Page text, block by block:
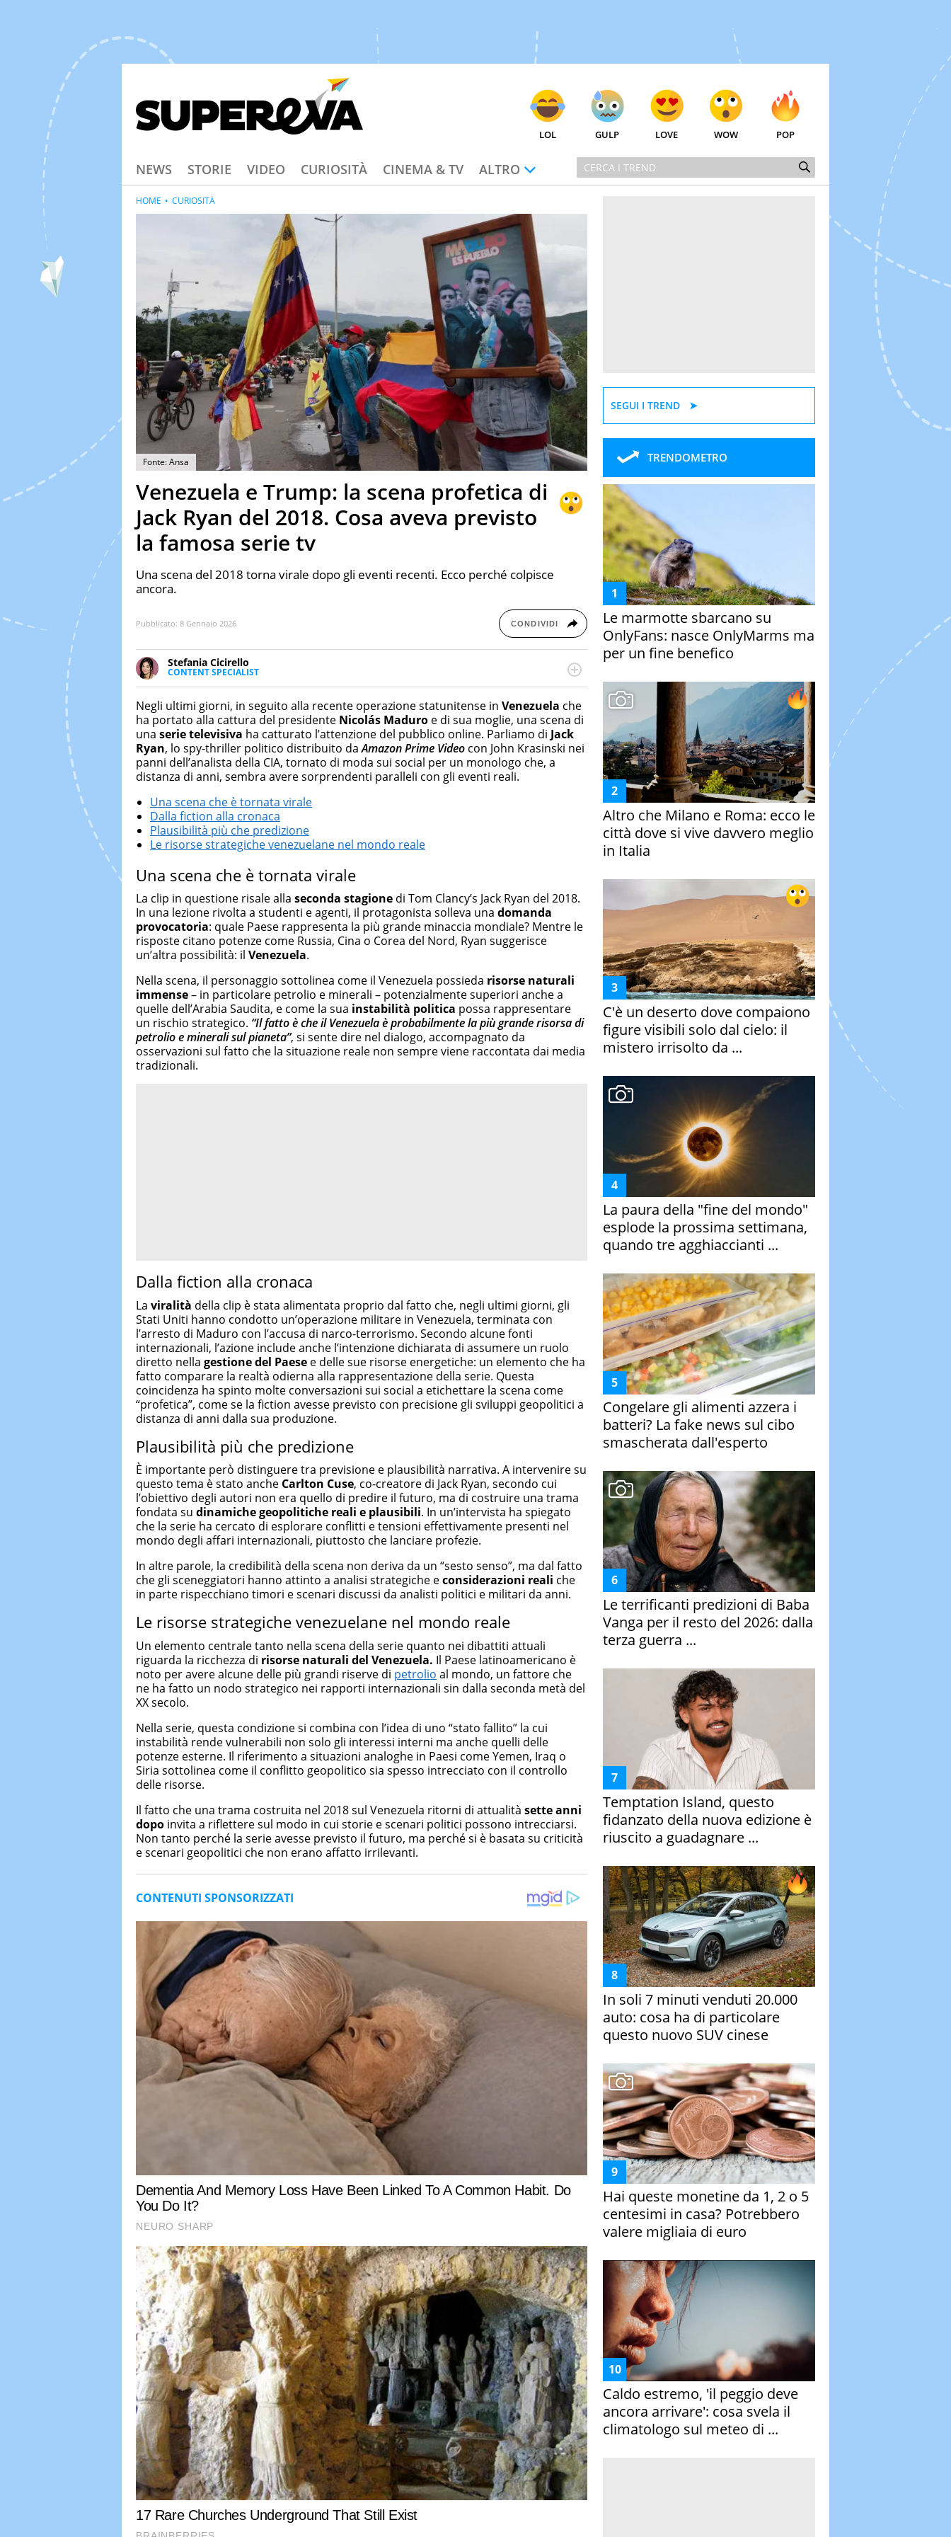
LOL GULP LOVE WOW POP
NEWS STORIE VIDEO CURIOSITÀ CINEMA & TV ALTRO
Fonte: Ansa
Venezuela e Trump: la scena profetica di
Jack Ryan del 2018. Cosa aveva previsto
la famosa serie tv
Una scena del 2018 torna virale dopo gli eventi recenti. Ecco perché colpisce
ancora.
Pubblicato: 8 Gennaio 2026 CONDIVIDI
Stefania Cicirello
CONTENT SPECIALIST
Content writer, video editor e fotografa, ha conseguito un Master in Digital & Social
focus su Costume & Società, Moda e Bellezza.
HOME CURIOSITÀ
Negli ultimi giorni, in seguito alla recente operazione statunitense in Venezuela che
ha portato alla cattura del presidente Nicolás Maduro e di sua moglie, una scena di
una serie televisiva ha catturato l’attenzione del pubblico online. Parliamo di Jack
Ryan, lo spy-thriller politico distribuito daAmazon Prime Video con John Krasinski nei
panni dell’analista della CIA, tornato di moda sui social per un monologo che, a
distanza di anni, sembra avere sorprendenti paralleli con gli eventi reali.
Una scena che è tornata virale
Dalla fiction alla cronaca
Plausibilità più che predizione
Le risorse strategiche venezuelane nel mondo reale
Una scena che è tornata virale
La clip in questione risale alla seconda stagione di Tom Clancy’s Jack Ryan del 2018.
In una lezione rivolta a studenti e agenti, il protagonista solleva una domanda
provocatoria: quale Paese rappresenta la più grande minaccia mondiale? Mentre le
risposte citano potenze come Russia, Cina o Corea del Nord, Ryan suggerisce
un’altra possibilità: il Venezuela.
Nella scena, il personaggio sottolinea come il Venezuela possieda risorse naturali
immense– in particolare petrolio e minerali – potenzialmente superiori anche a
quelle dell’Arabia Saudita, e come la sua instabilità politica possa rappresentare
un rischio strategico. “Il fatto è che il Venezuela è probabilmente la più grande risorsa di
petrolio e minerali sul pianeta”, si sente dire nel dialogo, accompagnato da
osservazioni sul fatto che la situazione reale non sempre viene raccontata dai media
tradizionali.
Dalla fiction alla cronaca
La viralità della clip è stata alimentata proprio dal fatto che, negli ultimi giorni, gli
Stati Uniti hanno condotto un’operazione militare in Venezuela, terminata con
l’arresto di Maduro con l’accusa di narco-terrorismo. Secondo alcune fonti
internazionali, l’azione include anche l’intenzione dichiarata di assumere un ruolo
diretto nella gestione del Paese e delle sue risorse energetiche: un elemento che ha
fatto comparare la realtà odierna alla rappresentazione della serie. Questa
coincidenza ha spinto molte conversazioni sui social a etichettare la scena come
“profetica”, come se la fiction avesse previsto con precisione gli sviluppi geopolitici a
distanza di anni dalla sua produzione.
Plausibilità più che predizione
È importante però distinguere tra previsione e plausibilità narrativa. A intervenire su
questo tema è stato anche Carlton Cuse, co-creatore di Jack Ryan, secondo cui
l’obiettivo degli autori non era quello di predire il futuro, ma di costruire una trama
fondata su dinamiche geopolitiche reali e plausibili. In un’intervista ha spiegato
che la serie ha cercato di esplorare conflitti e tensioni effettivamente presenti nel
mondo degli affari internazionali, piuttosto che lanciare profezie.
In altre parole, la credibilità della scena non deriva da un “sesto senso”, ma dal fatto
che gli sceneggiatori hanno attinto a analisi strategiche econsiderazioni reali che
in parte rispecchiano timori e scenari discussi da analisti politici e militari da anni.
Le risorse strategiche venezuelane nel mondo reale
Un elemento centrale tanto nella scena della serie quanto nei dibattiti attuali
riguarda la ricchezza di risorse naturali del Venezuela. Il Paese latinoamericano è
noto per avere alcune delle più grandi riserve di petrolio al mondo, un fattore che
ne ha fatto un nodo strategico nei rapporti internazionali sin dalla seconda metà del
XX secolo.
Nella serie, questa condizione si combina con l’idea di uno “stato fallito” la cui
instabilità rende vulnerabili non solo gli interessi interni ma anche quelli delle
potenze esterne. Il riferimento a situazioni analoghe in Paesi come Yemen, Iraq o
Siria sottolinea come il conflitto geopolitico sia spesso intrecciato con il controllo
delle risorse.
Il fatto che una trama costruita nel 2018 sul Venezuela ritorni di attualità sette anni
dopo invita a riflettere sul modo in cui storie e scenari politici possono intrecciarsi.
Non tanto perché la serie avesse previsto il futuro, ma perché si è basata su criticità
e scenari geopolitici che non erano affatto irrilevanti.
SEGUI I TREND
TRENDOMETRO
Le marmotte sbarcano su
OnlyFans: nasce OnlyMarms ma
per un fine benefico
Altro che Milano e Roma: ecco le
città dove si vive davvero meglio
in Italia
C'è un deserto dove compaiono
figure visibili solo dal cielo: il
mistero irrisolto da ...
La paura della "fine del mondo"
esplode la prossima settimana,
quando tre agghiaccianti ...
Congelare gli alimenti azzera i
batteri? La fake news sul cibo
smascherata dall'esperto
Le terrificanti predizioni di Baba
Vanga per il resto del 2026: dalla
terza guerra ...
Temptation Island, questo
fidanzato della nuova edizione è
riuscito a guadagnare ...
In soli 7 minuti venduti 20.000
auto: cosa ha di particolare
questo nuovo SUV cinese
Hai queste monetine da 1, 2 o 5
centesimi in casa? Potrebbero
valere migliaia di euro
Caldo estremo, 'il peggio deve
ancora arrivare': cosa svela il
climatologo sul meteo di ...